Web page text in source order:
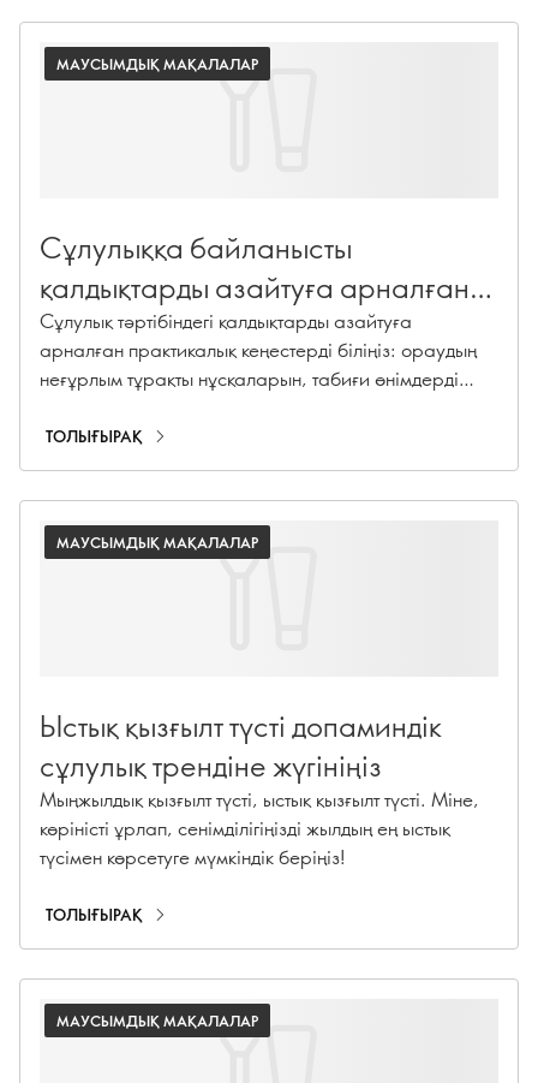
МАУСЫМДЫҚ МАҚАЛАЛАР
Сұлулыққа байланысты
қалдықтарды азайтуға арналған
кеңестеріміз
Сұлулық тәртібіндегі қалдықтарды азайтуға
арналған практикалық кеңестерді біліңіз: ораудың
неғұрлым тұрақты нұсқаларын, табиғи өнімдерді
ТОЛЫҒЫРАҚ
МАУСЫМДЫҚ МАҚАЛАЛАР
Ыстық қызғылт түсті допаминдік
сұлулық трендіне жүгініңіз
Мыңжылдық қызғылт түсті, ыстық қызғылт түсті. Міне,
көріністі ұрлап, сенімділігіңізді жылдың ең ыстық
түсімен көрсетуге мүмкіндік беріңіз!
ТОЛЫҒЫРАҚ
МАУСЫМДЫҚ МАҚАЛАЛАР